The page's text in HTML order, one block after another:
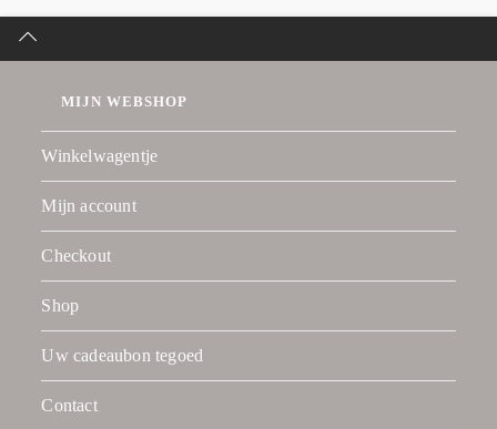
MIJN WEBSHOP
Winkelwagentje
Mijn account
Checkout
Shop
Uw cadeaubon tegoed
Contact